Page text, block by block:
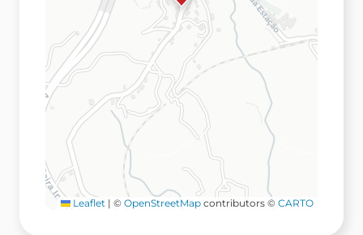
Leaflet | © OpenStreetMap contributors © CARTO